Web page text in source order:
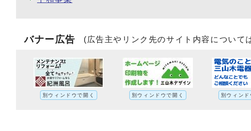
バナー広告 (広告主やリンク先のサイト内容について
別ウィンドウで開く 別ウィンドウで開く 別ウィンド